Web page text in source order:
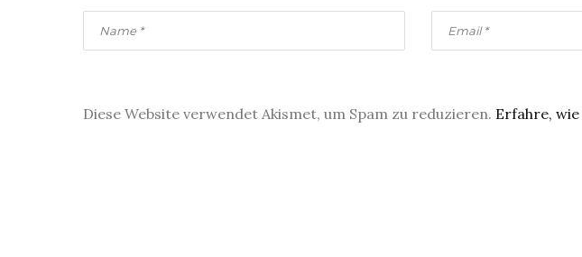
Diese Website verwendet Akismet, um Spam zu reduzieren. Erfahre,